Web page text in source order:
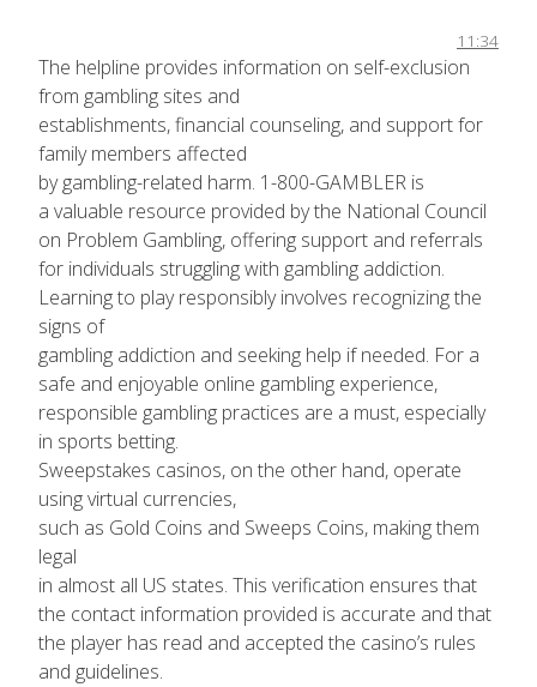
11:34
The helpline provides information on self-exclusion
from gambling sites and
establishments, financial counseling, and support for
family members affected
by gambling-related harm. 1-800-GAMBLER is
a valuable resource provided by the National Council
on Problem Gambling, offering support and referrals
for individuals struggling with gambling addiction.
Learning to play responsibly involves recognizing the
signs of
gambling addiction and seeking help if needed. For a
safe and enjoyable online gambling experience,
responsible gambling practices are a must, especially
in sports betting.
Sweepstakes casinos, on the other hand, operate
using virtual currencies,
such as Gold Coins and Sweeps Coins, making them
legal
in almost all US states. This verification ensures that
the contact information provided is accurate and that
the player has read and accepted the casino’s rules
and guidelines.